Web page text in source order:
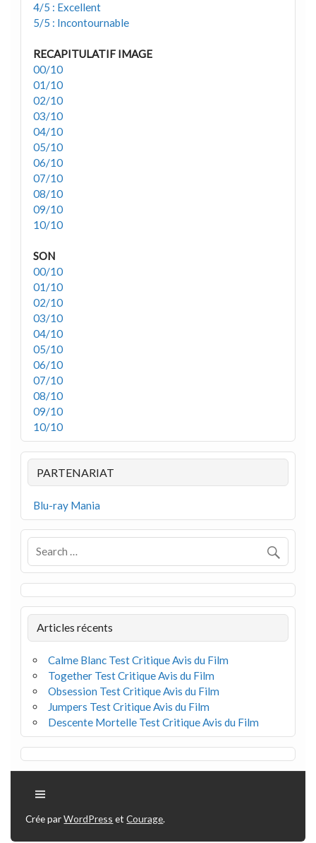
4/5 : Excellent
5/5 : Incontournable
RECAPITULATIF IMAGE
00/10
01/10
02/10
03/10
04/10
05/10
06/10
07/10
08/10
09/10
10/10
SON
00/10
01/10
02/10
03/10
04/10
05/10
06/10
07/10
08/10
09/10
10/10
PARTENARIAT
Blu-ray Mania
Articles récents
Calme Blanc Test Critique Avis du Film
Together Test Critique Avis du Film
Obsession Test Critique Avis du Film
Jumpers Test Critique Avis du Film
Descente Mortelle Test Critique Avis du Film
Crée parWordPress etCourage.